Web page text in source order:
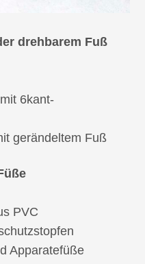
drehbarem Fuß
6kant-
gerändeltem Fuß
PVC
Apparatefüße